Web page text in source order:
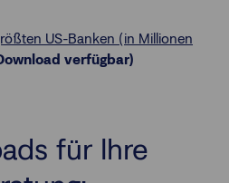
US-Banken (in Millionen
verfügbar)
für Ihre